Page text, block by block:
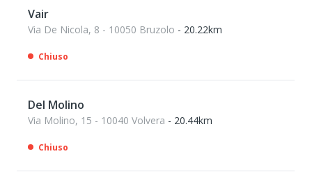
Vair
Via De Nicola, 8 - 10050 Bruzolo - 20.22km
Chiuso
Del Molino
Via Molino, 15 - 10040 Volvera - 20.44km
Chiuso